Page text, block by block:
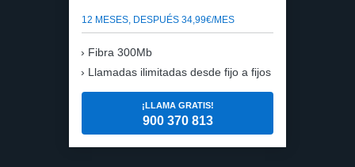
12 MESES, DESPUÉS 34,99€/MES
Fibra 300Mb
Llamadas ilimitadas desde fijo a fijos
¡LLAMA GRATIS!
900 370 813